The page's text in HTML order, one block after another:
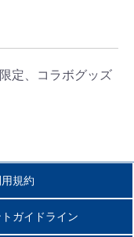
定、コラボグッズ
規約
ガイドライン